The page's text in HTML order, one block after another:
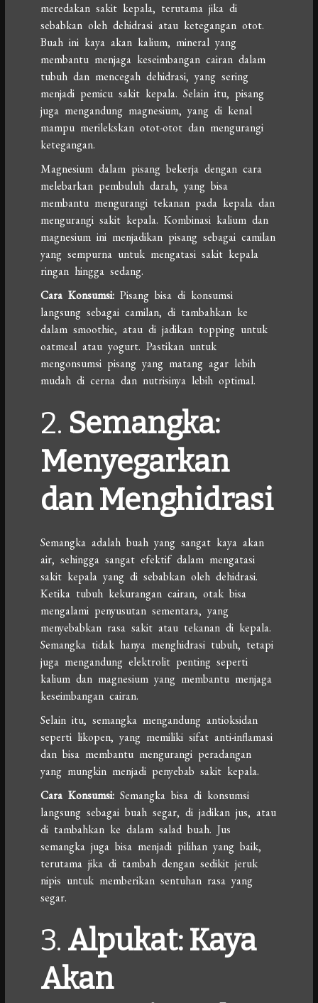
meredakan sakit kepala, terutama jika di
sebabkan oleh dehidrasi atau ketegangan otot.
Buah ini kaya akan kalium, mineral yang
membantu menjaga keseimbangan cairan dalam
tubuh dan mencegah dehidrasi, yang sering
menjadi pemicu sakit kepala. Selain itu, pisang
juga mengandung magnesium, yang di kenal
mampu merilekskan otot-otot dan mengurangi
ketegangan.
Magnesium dalam pisang bekerja dengan cara
melebarkan pembuluh darah, yang bisa
membantu mengurangi tekanan pada kepala dan
mengurangi sakit kepala. Kombinasi kalium dan
magnesium ini menjadikan pisang sebagai camilan
yang sempurna untuk mengatasi sakit kepala
ringan hingga sedang.
Cara Konsumsi: Pisang bisa di konsumsi
langsung sebagai camilan, di tambahkan ke
dalam smoothie, atau di jadikan topping untuk
oatmeal atau yogurt. Pastikan untuk
mengonsumsi pisang yang matang agar lebih
mudah di cerna dan nutrisinya lebih optimal.
2. Semangka:
Menyegarkan
dan Menghidrasi
Semangka adalah buah yang sangat kaya akan
air, sehingga sangat efektif dalam mengatasi
sakit kepala yang di sebabkan oleh dehidrasi.
Ketika tubuh kekurangan cairan, otak bisa
mengalami penyusutan sementara, yang
menyebabkan rasa sakit atau tekanan di kepala.
Semangka tidak hanya menghidrasi tubuh, tetapi
juga mengandung elektrolit penting seperti
kalium dan magnesium yang membantu menjaga
keseimbangan cairan.
Selain itu, semangka mengandung antioksidan
seperti likopen, yang memiliki sifat anti-inflamasi
dan bisa membantu mengurangi peradangan
yang mungkin menjadi penyebab sakit kepala.
Cara Konsumsi: Semangka bisa di konsumsi
langsung sebagai buah segar, di jadikan jus, atau
di tambahkan ke dalam salad buah. Jus
semangka juga bisa menjadi pilihan yang baik,
terutama jika di tambah dengan sedikit jeruk
nipis untuk memberikan sentuhan rasa yang
segar.
3. Alpukat: Kaya
Akan